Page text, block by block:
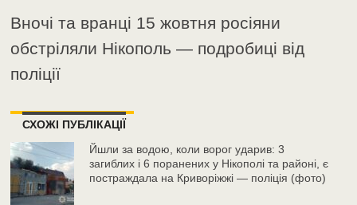
Вночі та вранці 15 жовтня росіяни
обстріляли Нікополь — подробиці від
поліції
СХОЖІ ПУБЛІКАЦІЇ
Йшли за водою, коли ворог ударив: 3
загиблих і 6 поранених у Нікополі та районі, є
постраждала на Криворіжжі — поліція (фото)